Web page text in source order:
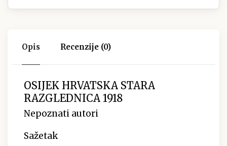
Opis Recenzije (0)
OSIJEK HRVATSKA STARA
RAZGLEDNICA 1918
Nepoznati autori
Sažetak